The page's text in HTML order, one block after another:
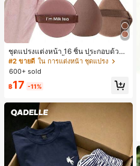
ชุดแปรงแต่งหน้า 16 ชิ้น ประกอบด้วยแ
ปรงแต่งหน้า 13 ชิ้น, ฟองน้ำแต่งหน้ารู
ปหยดน้ำ 1 ชิ้น, แปรงแป้งรองพื้นกลม 1
ชิ้น และฟองน้ำแต่งหน้ารูปสามเหลี่ยม
1 ชิ้น - ชุดคลาสสิก ทำจากขนสังเคราะ
ห์นุ่มและเป็นมิตรต่อผิว เหมาะสำหรับผู้
หญิงและเด็กผู้หญิง เหมาะสำหรับฤดูใบ
ไม้ร่วงและฤดูหนาว
#2 ขายดี ใน การแต่งหน้า ชุดแปรง
600+ sold
฿17 -11%